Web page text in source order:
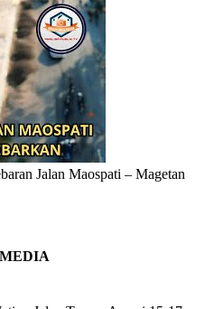
Jalan Maospati – Magetan